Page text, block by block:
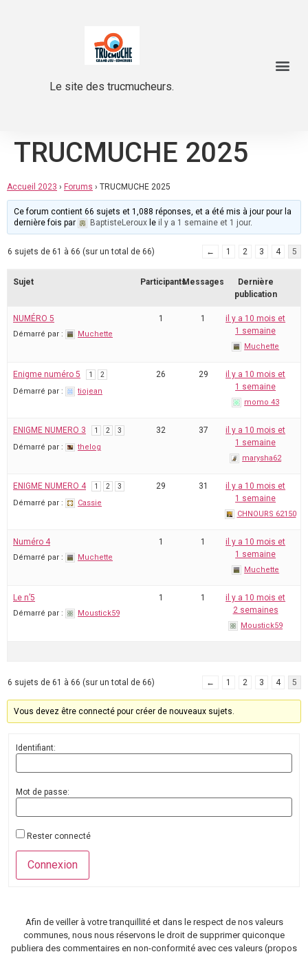
Le site des trucmucheurs.
TRUCMUCHE 2025
Accueil 2023 › Forums › TRUCMUCHE 2025
Ce forum contient 66 sujets et 1,088 réponses, et a été mis à jour pour la
dernière fois par
BaptisteLeroux le il y a 1 semaine et 1 jour.
6 sujets de 61 à 66 (sur un total de 66) ← 1 2 3 4 5
Sujet ParticipantsMessages
Dernière
publication
NUMÉRO 5
Démarré par : Muchette
1 1
il y a 10 mois et
1 semaine
Muchette
Enigme numéro 5 1 2
Démarré par : tiojean
26 29
il y a 10 mois et
1 semaine
momo 43
ENIGME NUMERO 3 1 2 3
Démarré par : thelog
32 37
il y a 10 mois et
1 semaine
marysha62
ENIGME NUMERO 4 1 2 3
Démarré par : Cassie
29 31
il y a 10 mois et
1 semaine
CHNOURS 62150
Numéro 4
Démarré par : Muchette
1 1
il y a 10 mois et
1 semaine
Muchette
Le n’5
Démarré par : Moustick59
1 1
il y a 10 mois et
2 semaines
Moustick59
6 sujets de 61 à 66 (sur un total de 66) ← 1 2 3 4 5
Vous devez être connecté pour créer de nouveaux sujets.
Identifiant:
Mot de passe:
Rester connecté
Connexion
Afin de veiller à votre tranquillité et dans le respect de nos valeurs
communes, nous nous réservons le droit de supprimer quiconque
publiera des commentaires en non-conformité avec ces valeurs (propos